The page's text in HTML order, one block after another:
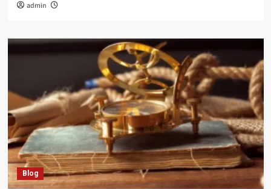
admin
Blog